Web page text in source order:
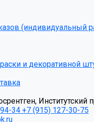
(индивидуальный
и декоративной
Институтский
34 +7 (915) 127-30-75